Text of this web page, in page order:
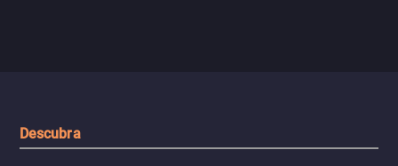
Descubra